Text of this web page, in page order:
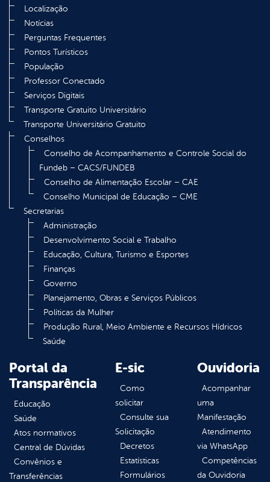
Localização
Notícias
Perguntas Frequentes
Pontos Turísticos
População
Professor Conectado
Serviços Digitais
Transporte Gratuito Universitário
Transporte Universitário Gratuito
Conselhos
Conselho de Acompanhamento e Controle Social do
Fundeb – CACS/FUNDEB
Conselho de Alimentação Escolar – CAE
Conselho Municipal de Educação – CME
Secretarias
Administração
Desenvolvimento Social e Trabalho
Educação, Cultura, Turismo e Esportes
Finanças
Governo
Planejamento, Obras e Serviços Públicos
Políticas da Mulher
Produção Rural, Meio Ambiente e Recursos Hídricos
Saúde
Portal da
Transparência
Educação
Saúde
Atos normativos
Central de Dúvidas
Convênios e
Transferências
E-sic
Como
solicitar
Consulte sua
Solicitação
Decretos
Estatísticas
Formulários
Ouvidoria
Acompanhar
uma
Manifestação
Atendimento
via WhatsApp
Competências
da Ouvidoria